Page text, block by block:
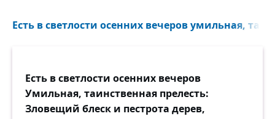
Есть в светлости осенних вечеров умильная,
Есть в светлости осенних вечеров
Умильная, таинственная прелесть:
Зловещий блеск и пестрота дерев,